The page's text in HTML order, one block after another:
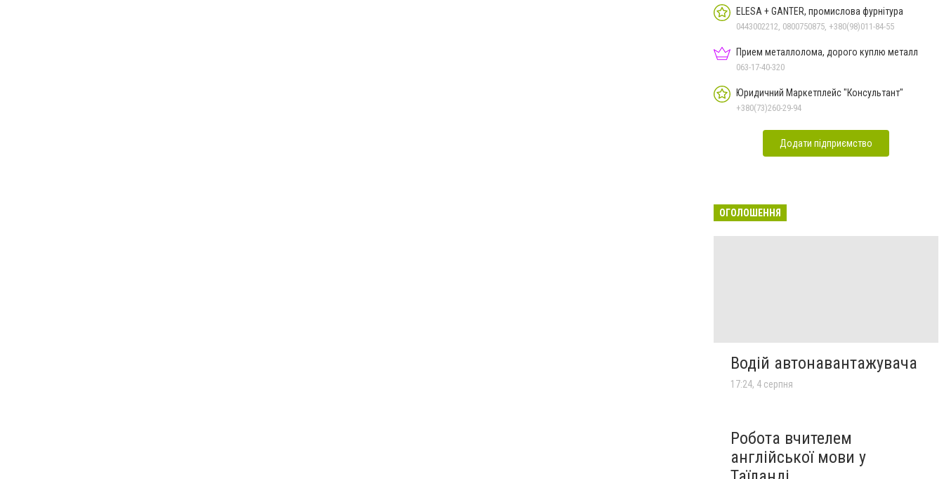
ELESA + GANTER, промислова фурнітура
0443002212, 0800750875, +380(98)011-84-55
Прием металлолома, дорого куплю металл
063-17-40-320
Юридичний Маркетплейс "Консультант"
+380(73)260-29-94
Додати підприємство
ОГОЛОШЕННЯ
Водій автонавантажувача
17:24, 4 серпня
Робота вчителем
англійської мови у